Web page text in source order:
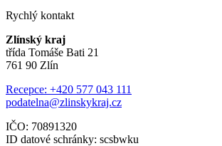
Rychlý kontakt
Zlínský kraj
třída Tomáše Bati 21
761 90 Zlín
Recepce: +420 577 043 111
podatelna@zlinskykraj.cz
IČO: 70891320
ID datové schránky: scsbwku